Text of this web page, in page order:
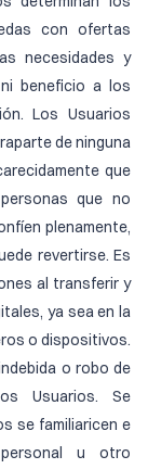
con ofertas
necesidades y
beneficio a los
Los Usuarios
de ninguna
que
que no
plenamente,
revertirse. Es
al transferir y
ya sea en la
o dispositivos.
o robo de
Usuarios. Se
se familiaricen e
u otro